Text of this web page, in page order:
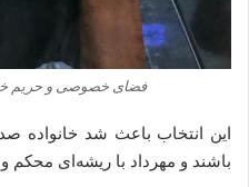
فضای خصوصی و حریم
این انتخاب باعث شد خانواده
باشند و مهرداد با ریشه‌ای